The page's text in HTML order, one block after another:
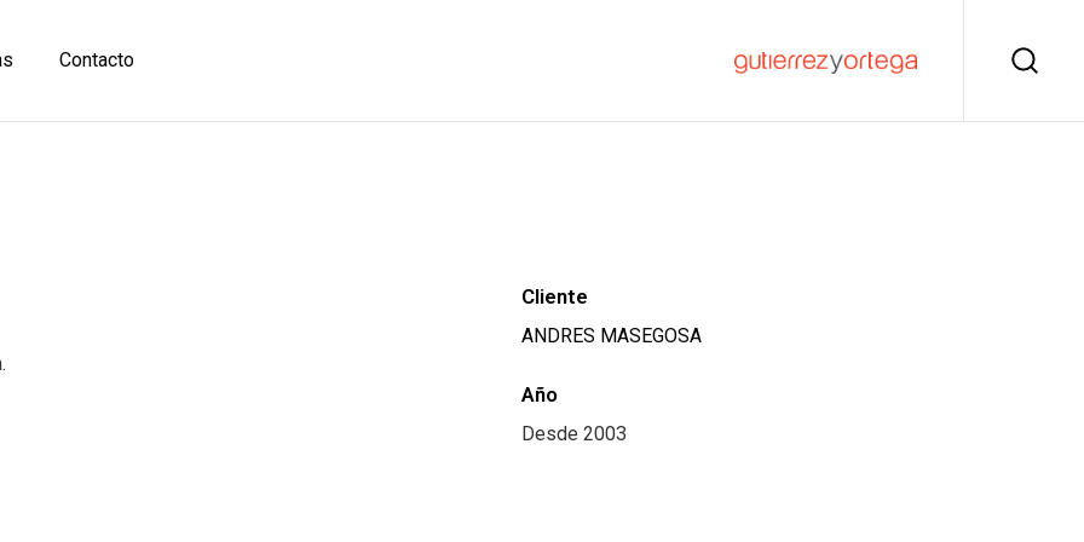
Contacto
Cliente
ANDRES MASEGOSA
Año
Desde 2003